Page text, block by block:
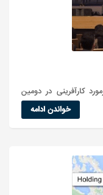
کارآفرینی در دومین
خواندن ادامه